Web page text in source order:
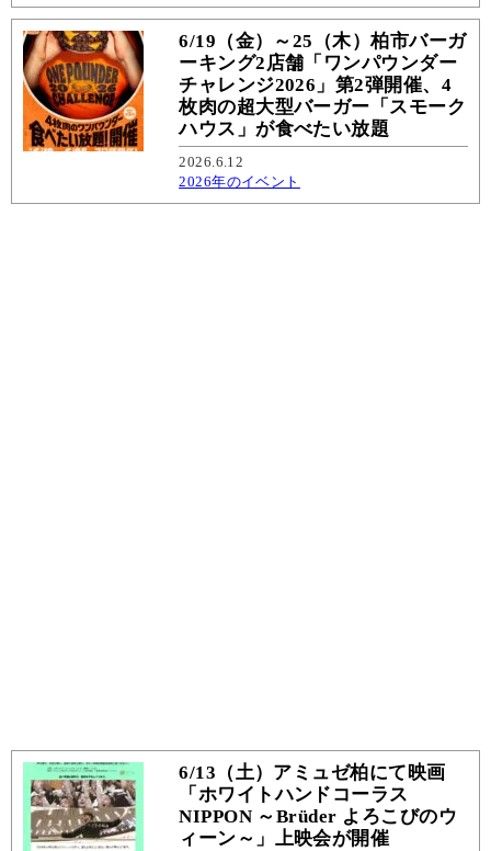
6/19（金）～25（木）柏市バーガ
ーキング2店舗「ワンパウンダー
チャレンジ2026」第2弾開催、4
枚肉の超大型バーガー「スモーク
ハウス」が食べたい放題
2026.6.12
2026年のイベント
6/13（土）アミュゼ柏にて映画
「ホワイトハンドコーラス
NIPPON ～Brüder よろこびのウ
ィーン～」上映会が開催